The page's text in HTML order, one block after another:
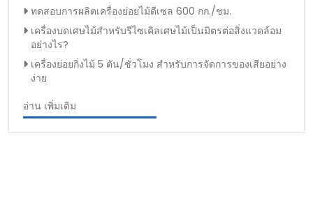
ทดสอบการผลิตเครื่องย่อยไม้ดีเซล 600 กก./ชม.
เครื่องบดเศษไม้สำหรับรีไซเคิลเศษไม้เป็นมิตรต่อสิ่งแวดล้อม
อย่างไร?
เครื่องย่อยกิ่งไม้ 5 ตัน/ชั่วโมง สำหรับการจัดการของเสียอย่าง
ง่าย
อ่าน เพิ่มเติม